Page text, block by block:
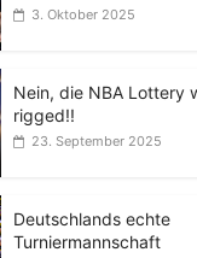
3. Oktober 2025
Nein, die NBA Lottery
rigged!!
23. September 2025
Deutschlands echte
Turniermannschaft